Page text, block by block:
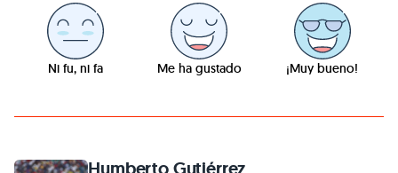
Ni fu, ni fa Me ha gustado ¡Muy bueno!
Humberto Gutiérrez